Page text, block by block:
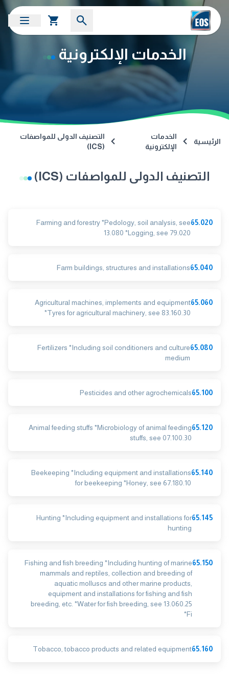
الخدمات الإلكترونية
الرئيسية
الخدمات
الإلكترونية
التصنيف الدولى للمواصفات
(ICS)
التصنيف الدولى للمواصفات (ICS)
65.020
Farming and forestry *Pedology, soil analysis, see
13.080 *Logging, see 79.020
65.040
Farm buildings, structures and installations
65.060
Agricultural machines, implements and equipment
*Tyres for agricultural machinery, see 83.160.30
65.080
Fertilizers *Including soil conditioners and culture
medium
65.100
Pesticides and other agrochemicals
65.120
Animal feeding stuffs *Microbiology of animal feeding
stuffs, see 07.100.30
65.140
Beekeeping *Including equipment and installations
for beekeeping *Honey, see 67.180.10
65.145
Hunting *Including equipment and installations for
hunting
65.150
Fishing and fish breeding *Including hunting of marine
mammals and reptiles, collection and breeding of
aquatic molluscs and other marine products,
equipment and installations for fishing and fish
breeding, etc. *Water for fish breeding, see 13.060.25
*Fi
65.160
Tobacco, tobacco products and related equipment